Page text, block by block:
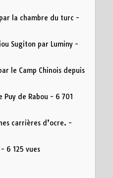
la chambre du turc -
Sugiton par Luminy-
le Camp Chinois depuis
Puy de Rabou - 6 701
carrières d’ocre. -
- 6 125 vues